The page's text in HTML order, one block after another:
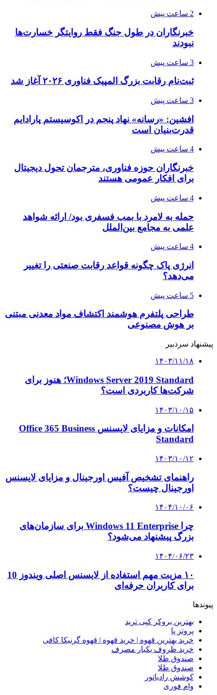
2 ساعت پیش
خبرنگاران در طول جنگ فقط روایتگر خسارت‌ها
نبودند
3 ساعت پیش
ثبت‌نام رقابت بزرگ المپیک فناوری ۲۰۲۶ آغاز شد
3 ساعت پیش
افشین: «رسانه» نهاد پنجم در اکوسیستم پارادایم
قدرت‌بنیان است
4 ساعت پیش
خبرنگاران حوزه فناوری، مترجمان تحول دیجیتال
برای افکار عمومی هستند
4 ساعت پیش
حمله به لامرد با بمب فسفری بود/ ارائه شواهد
علمی به مجامع بین‌الملل
4 ساعت پیش
انرژی پاک چگونه قواعد رقابت صنعتی را تغییر
می‌دهد؟
5 ساعت پیش
طراحی پلتفرم هوشمند اکتشاف مواد معدنی مبتنی
بر هوش مصنوعی
پیشنهاد سردبیر
۱۴۰۳/۱۱/۱۸
Windows Server 2019 Standard؛ هنوز برای
شرکت‌ها کاربردی است؟
۱۴۰۳/۱۰/۱۵
امکانات و مزایای لایسنس Office 365 Business
Standard
۱۴۰۳/۱۰/۱۲
راهنمای تشخیص آفیس اورجینال و مزایای لایسنس
اورجینال چیست؟
۱۴۰۴/۱۰/۰۶
چرا Windows 11 Enterprise برای سازمان‌های
بزرگ پیشنهاد می‌شود؟
۱۴۰۴/۰۶/۲۳
۱۰ مزیت مهم استفاده از لایسنس اصلی ویندوز 10
برای کاربران حرفه‌ای
پیوندها
بهترین بروکر کپی ترید
پروتز پا
خرید بهترین قهوه | خرید قهوه | قهوه گرنیکا کافی
خرید ظروف یکبار مصرف
صندوق طلا
صندوق طلا
کوشش رادیاتور
وام فوری